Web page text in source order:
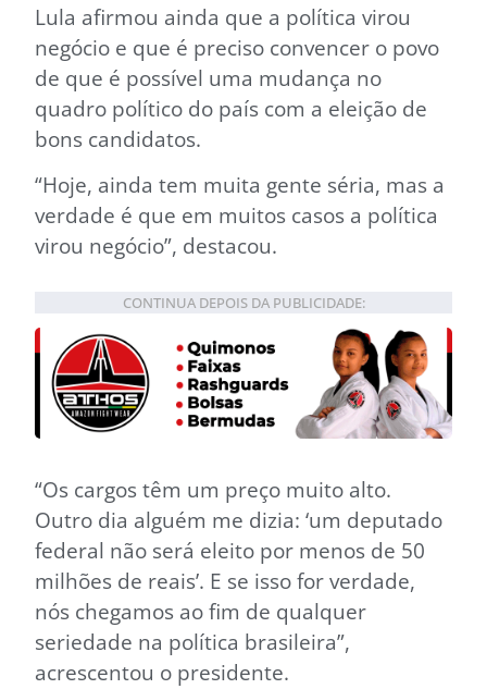
Lula afirmou ainda que a política virou
negócio e que é preciso convencer o povo
de que é possível uma mudança no
quadro político do país com a eleição de
bons candidatos.
“Hoje, ainda tem muita gente séria, mas a
verdade é que em muitos casos a política
virou negócio”, destacou.
CONTINUA DEPOIS DA PUBLICIDADE:
“Os cargos têm um preço muito alto.
Outro dia alguém me dizia: ‘um deputado
federal não será eleito por menos de 50
milhões de reais’. E se isso for verdade,
nós chegamos ao fim de qualquer
seriedade na política brasileira”,
acrescentou o presidente.